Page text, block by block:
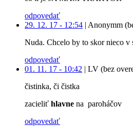
odpovedať
29. 12. 17 - 12:54 | Anonymm
Nuda. Chcelo by to skor nieco v
odpovedať
01. 11. 17 - 10:42 | LV (bez
čistinka, či čistka
zacieliť hlavne na paroháčov
odpovedať